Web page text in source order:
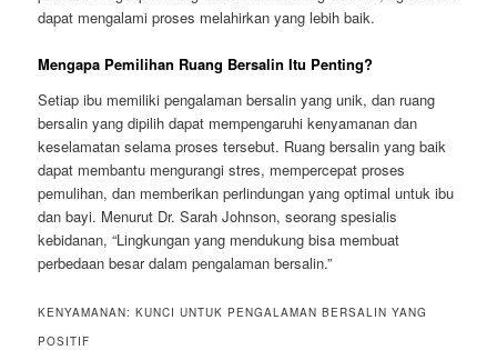
dapat mengalami proses melahirkan yang lebih baik.
Mengapa Pemilihan Ruang Bersalin Itu Penting?
Setiap ibu memiliki pengalaman bersalin yang unik, dan ruang
bersalin yang dipilih dapat mempengaruhi kenyamanan dan
keselamatan selama proses tersebut. Ruang bersalin yang baik
dapat membantu mengurangi stres, mempercepat proses
pemulihan, dan memberikan perlindungan yang optimal untuk ibu
dan bayi. Menurut Dr. Sarah Johnson, seorang spesialis
kebidanan, “Lingkungan yang mendukung bisa membuat
perbedaan besar dalam pengalaman bersalin.”
KENYAMANAN: KUNCI UNTUK PENGALAMAN BERSALIN YANG
POSITIF